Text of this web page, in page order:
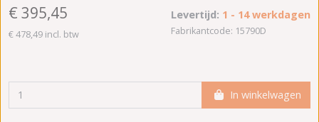
€ 395,45
€ 478,49 incl. btw
Levertijd: 1 - 14 werkdagen
Fabrikantcode: 15790D
In winkelwagen